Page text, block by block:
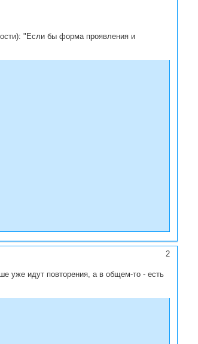
"Если бы форма проявления и
2
уже идут повторения, а в общем-то - есть